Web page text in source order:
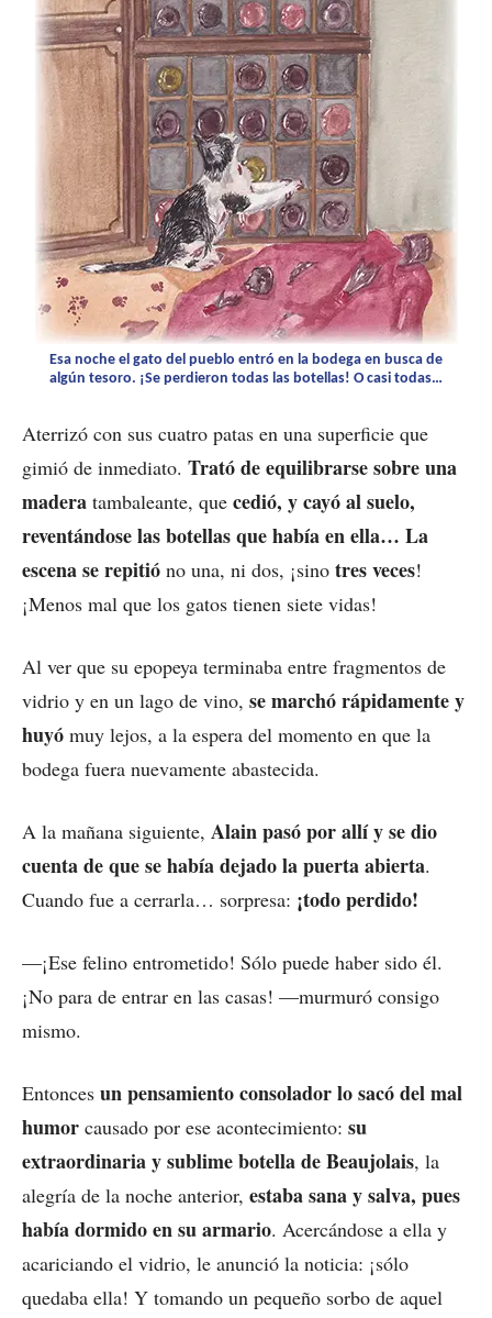
Esa noche el gato del pueblo entró en la bodega en busca de
algún tesoro. ¡Se perdieron todas las botellas! O casi todas…
Aterrizó con sus cuatro patas en una superficie que
gimió de inmediato. Trató de equilibrarse sobre una
madera tambaleante, que cedió, y cayó al suelo,
reventándose las botellas que había en ella… La
escena se repitió no una, ni dos, ¡sino tres veces!
¡Menos mal que los gatos tienen siete vidas!
Al ver que su epopeya terminaba entre fragmentos de
vidrio y en un lago de vino, se marchó rápidamente y
huyó muy lejos, a la espera del momento en que la
bodega fuera nuevamente abastecida.
A la mañana siguiente, Alain pasó por allí y se dio
cuenta de que se había dejado la puerta abierta.
Cuando fue a cerrarla… sorpresa: ¡todo perdido!
—¡Ese felino entrometido! Sólo puede haber sido él.
¡No para de entrar en las casas! —murmuró consigo
mismo.
Entonces un pensamiento consolador lo sacó del mal
humor causado por ese acontecimiento: su
extraordinaria y sublime botella de Beaujolais, la
alegría de la noche anterior, estaba sana y salva, pues
había dormido en su armario. Acercándose a ella y
acariciando el vidrio, le anunció la noticia: ¡sólo
quedaba ella! Y tomando un pequeño sorbo de aquel